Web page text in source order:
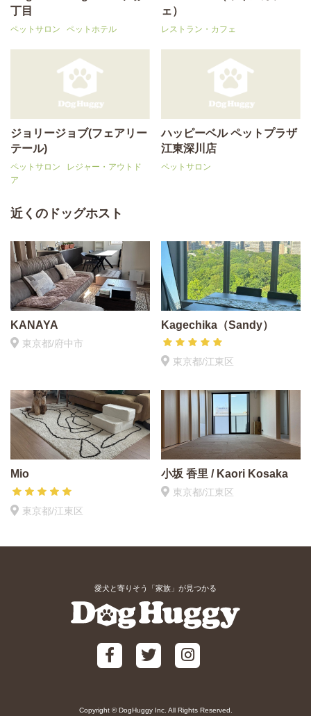
丁目
ペットサロン ペットホテル
ェ）
レストラン・カフェ
ジョリージョブ(フェアリー
テール)
ペットサロン
レジャー・アウトド
ア
ハッピーベル ペットプラザ
江東深川店
ペットサロン
近くのドッグホスト
KANAYA
東京都/府中市
Kagechika（Sandy）
東京都/江東区
Mio
東京都/江東区
小坂 香里 / Kaori Kosaka
東京都/江東区
愛犬と寄りそう「家族」が見つかる
Copyright © DogHuggy Inc. All Rights Reserved.